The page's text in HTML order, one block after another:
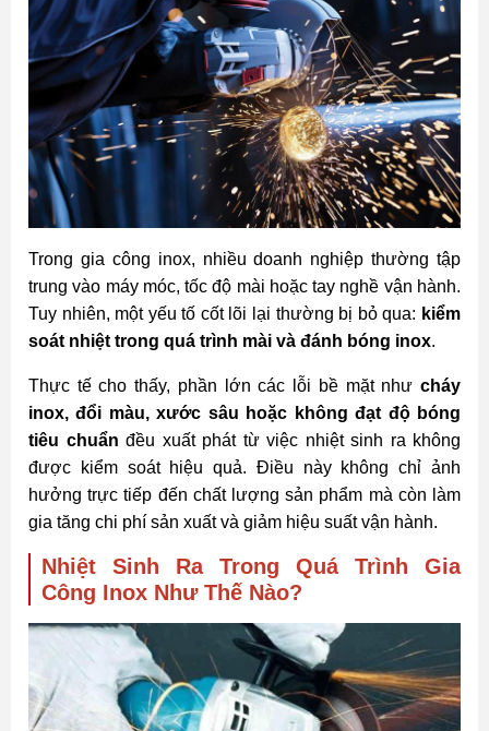
Trong gia công inox, nhiều doanh nghiệp thường tập
trung vào máy móc, tốc độ mài hoặc tay nghề vận hành.
Tuy nhiên, một yếu tố cốt lõi lại thường bị bỏ qua: kiểm
soát nhiệt trong quá trình mài và đánh bóng inox.
Thực tế cho thấy, phần lớn các lỗi bề mặt như cháy
inox, đổi màu, xước sâu hoặc không đạt độ bóng
tiêu chuẩn đều xuất phát từ việc nhiệt sinh ra không
được kiểm soát hiệu quả. Điều này không chỉ ảnh
hưởng trực tiếp đến chất lượng sản phẩm mà còn làm
gia tăng chi phí sản xuất và giảm hiệu suất vận hành.
Nhiệt Sinh Ra Trong Quá Trình Gia
Công Inox Như Thế Nào?